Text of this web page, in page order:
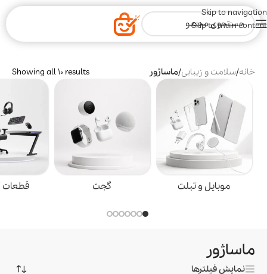
Skip to navigation
Skip to main content
خانه/سلامت و زیبایی/ماساژور Showing all 10 results
موبایل و تبلت گجت قطعات
ماساژور
نمایش فیلترها